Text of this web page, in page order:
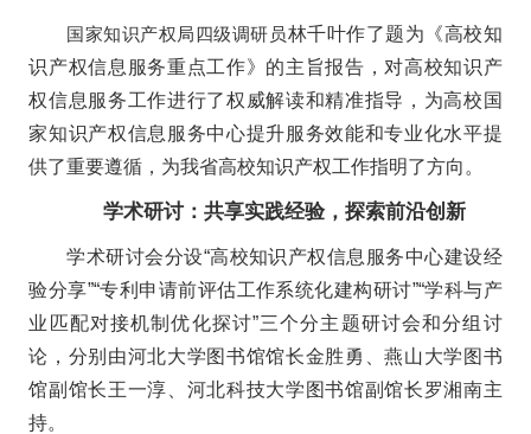
国家知识产权局四级调研员林千叶作了题为《高校知
识产权信息服务重点工作》的主旨报告，对高校知识产
权信息服务工作进行了权威解读和精准指导，为高校国
家知识产权信息服务中心提升服务效能和专业化水平提
供了重要遵循，为我省高校知识产权工作指明了方向。
学术研讨：共享实践经验，探索前沿创新
学术研讨会分设“高校知识产权信息服务中心建设经
验分享”“专利申请前评估工作系统化建构研讨”“学科与产
业匹配对接机制优化探讨”三个分主题研讨会和分组讨
论，分别由河北大学图书馆馆长金胜勇、燕山大学图书
馆副馆长王一淳、河北科技大学图书馆副馆长罗湘南主
持。